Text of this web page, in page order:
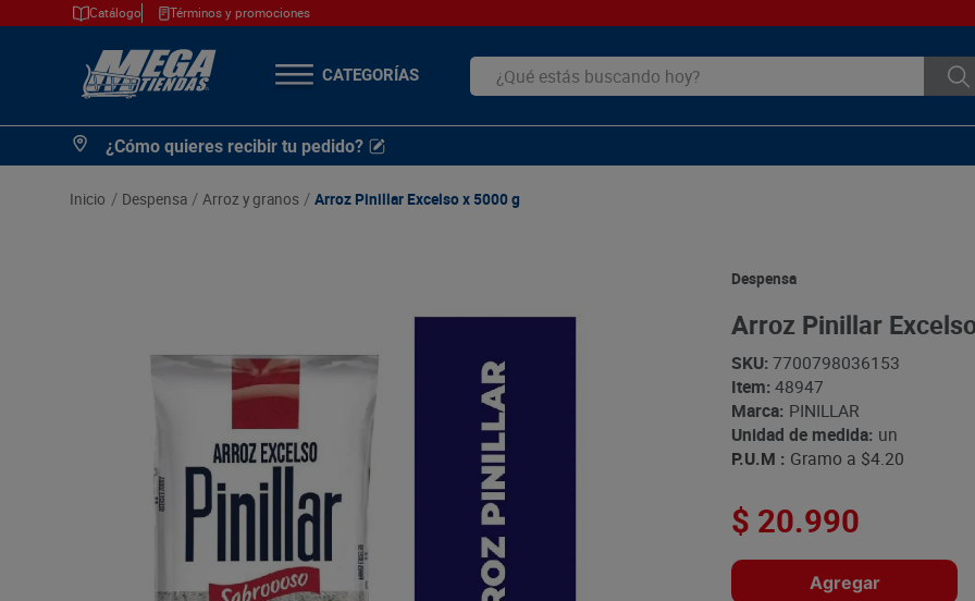
Catálogo Términos y promociones
¿Qué estás buscando hoy?
TÉRMINOS MÁS
BUSCADOS
cerveza
6.
azucar
8 .
detergente
9 .
queso
¿Cómo quieres recibir tu pedido?
despensa arroz y granos Arroz Pinillar Excelso x 5000 g
Despensa
Arroz Pinillar
SKU: 7700798036153
Item: 48947
Marca: PINILLAR
Unidad de medida: un
P.U.M : Gramo a $4.20
$ 20.990
Agregar